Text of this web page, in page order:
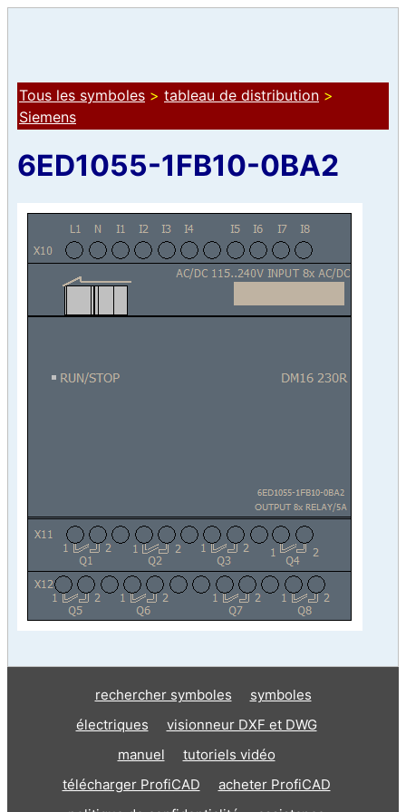
Tous les symboles > tableau de distribution >
Siemens
6ED1055-1FB10-0BA2
rechercher symboles
symboles
électriques
visionneur DXF et DWG
manuel
tutoriels vidéo
télécharger ProfiCAD
acheter ProfiCAD